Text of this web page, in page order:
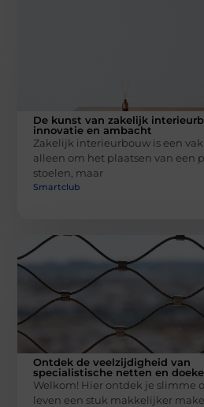
De kunst van zakelijk
innovatie en ambacht
Zakelijk interieurbouw is een
alleen om het plaatsen van een
stoelen, maar
Smartclub
Ontdek de veelzijdigheid van
specialistische netten en
Welkom! Hier ontdek je slimme
leven een stuk makkelijker